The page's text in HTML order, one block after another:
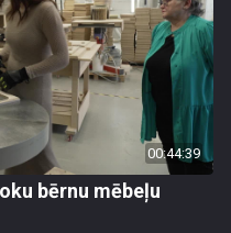
00:44:39
bērnu mēbeļu